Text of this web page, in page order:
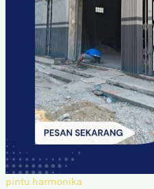
pintu harmonika